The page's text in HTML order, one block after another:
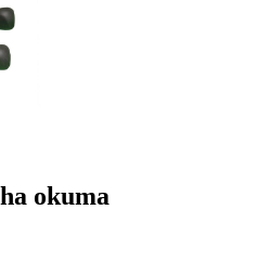
okuma